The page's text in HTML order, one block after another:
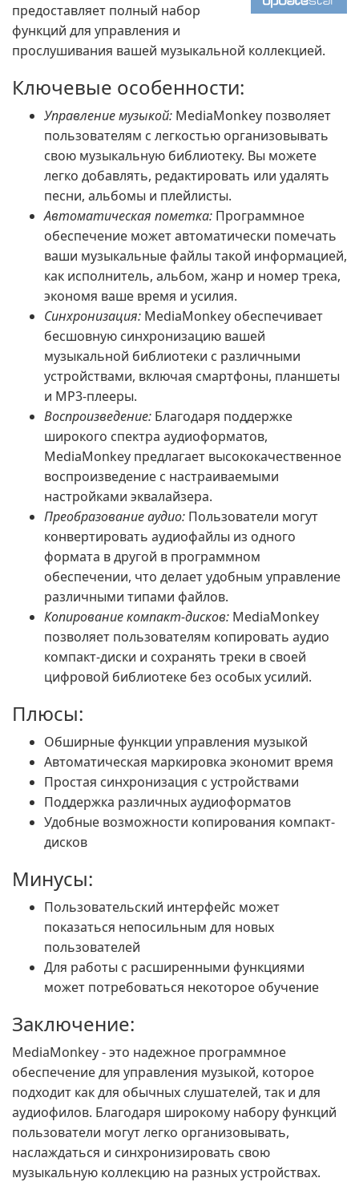
предоставляет полный набор
функций для управления и
прослушивания вашей музыкальной коллекцией.
Ключевые особенности:
Управление музыкой: MediaMonkey позволяет
пользователям с легкостью организовывать
свою музыкальную библиотеку. Вы можете
легко добавлять, редактировать или удалять
песни, альбомы и плейлисты.
Автоматическая пометка: Программное
обеспечение может автоматически помечать
ваши музыкальные файлы такой информацией,
как исполнитель, альбом, жанр и номер трека,
экономя ваше время и усилия.
Синхронизация: MediaMonkey обеспечивает
бесшовную синхронизацию вашей
музыкальной библиотеки с различными
устройствами, включая смартфоны, планшеты
и MP3-плееры.
Воспроизведение: Благодаря поддержке
широкого спектра аудиоформатов,
MediaMonkey предлагает высококачественное
воспроизведение с настраиваемыми
настройками эквалайзера.
Преобразование аудио: Пользователи могут
конвертировать аудиофайлы из одного
формата в другой в программном
обеспечении, что делает удобным управление
различными типами файлов.
Копирование компакт-дисков: MediaMonkey
позволяет пользователям копировать аудио
компакт-диски и сохранять треки в своей
цифровой библиотеке без особых усилий.
Плюсы:
Обширные функции управления музыкой
Автоматическая маркировка экономит время
Простая синхронизация с устройствами
Поддержка различных аудиоформатов
Удобные возможности копирования компакт-
дисков
Минусы:
Пользовательский интерфейс может
показаться непосильным для новых
пользователей
Для работы с расширенными функциями
может потребоваться некоторое обучение
Заключение:
MediaMonkey - это надежное программное
обеспечение для управления музыкой, которое
подходит как для обычных слушателей, так и для
аудиофилов. Благодаря широкому набору функций
пользователи могут легко организовывать,
наслаждаться и синхронизировать свою
музыкальную коллекцию на разных устройствах.